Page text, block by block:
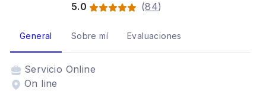
5.0
(84)
General Sobre mí Evaluaciones
Servicio Online
On line